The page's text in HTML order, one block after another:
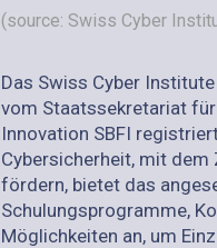
(source: Swiss Cyber
Das Swiss Cyber
vom Staatssekretariat
Innovation SBFI
Cybersicherheit, mit dem
fördern, bietet das
Schulungsprogramme,
Möglichkeiten an, um